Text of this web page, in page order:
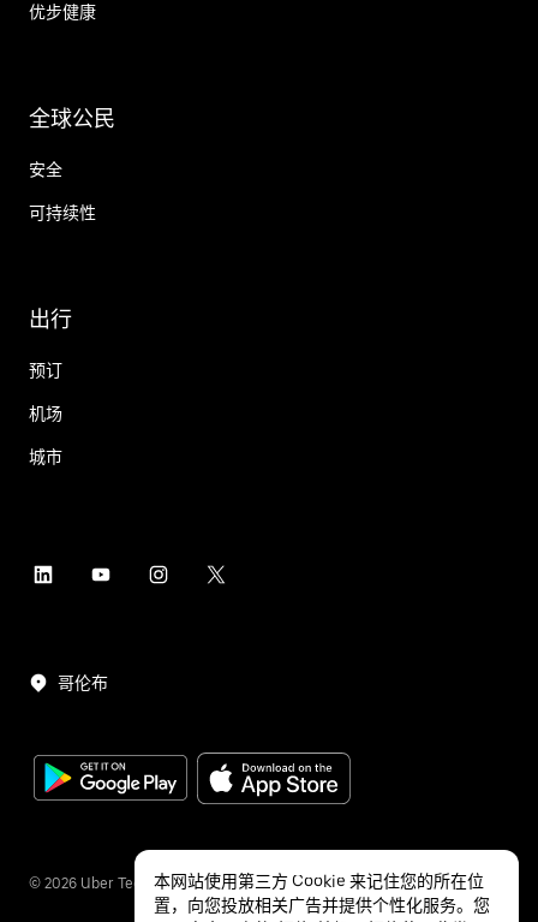
优步健康
全球公民
安全
可持续性
出行
预订
机场
城市
哥伦布
© 2026 Uber Technologies Inc.
本网站使用第三方 Cookie 来记住您的所在位
置，向您投放相关广告并提供个性化服务。您